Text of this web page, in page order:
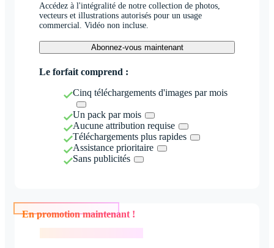
Accédez à l'intégralité de notre collection de photos,
vecteurs et illustrations autorisés pour un usage
commercial. Vidéo non incluse.
Abonnez-vous maintenant
Le forfait comprend :
Cinq téléchargements d'images par mois
Un pack par mois
Aucune attribution requise
Téléchargements plus rapides
Assistance prioritaire
Sans publicités
En promotion maintenant !